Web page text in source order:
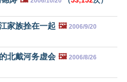
家族拴在一起 🖼️ 2006/9/20
北戴河务虚会 🖼️ 2006/8/26